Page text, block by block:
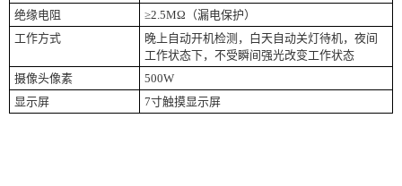
绝缘电阻
≥2.5MΩ（漏电保护）
工作方式
晚上自动开机检测，白天自动关灯待机，夜间
工作状态下，不受瞬间强光改变工作状态
摄像头像素
500W
显示屏
7寸触摸显示屏